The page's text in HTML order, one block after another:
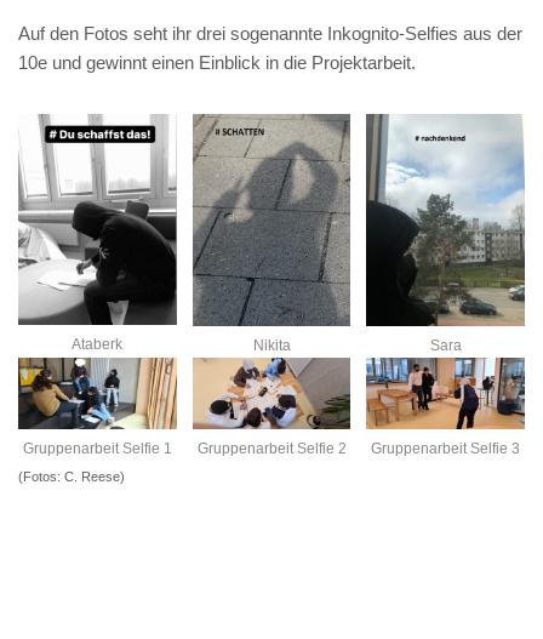
Auf den Fotos seht ihr drei sogenannte Inkognito-Selfies aus der
10e und gewinnt einen Einblick in die Projektarbeit.
Ataberk Nikita Sara
Gruppenarbeit Selfie 1 Gruppenarbeit Selfie 2 Gruppenarbeit Selfie 3
(Fotos: C. Reese)